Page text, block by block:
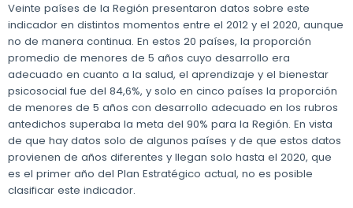
Veinte países de la Región presentaron datos sobre este
indicador en distintos momentos entre el 2012 y el 2020, aunque
no de manera continua. En estos 20 países, la proporción
promedio de menores de 5 años cuyo desarrollo era
adecuado en cuanto a la salud, el aprendizaje y el bienestar
psicosocial fue del 84,6%, y solo en cinco países la proporción
de menores de 5 años con desarrollo adecuado en los rubros
antedichos superaba la meta del 90% para la Región. En vista
de que hay datos solo de algunos países y de que estos datos
provienen de años diferentes y llegan solo hasta el 2020, que
es el primer año del Plan Estratégico actual, no es posible
clasificar este indicador.